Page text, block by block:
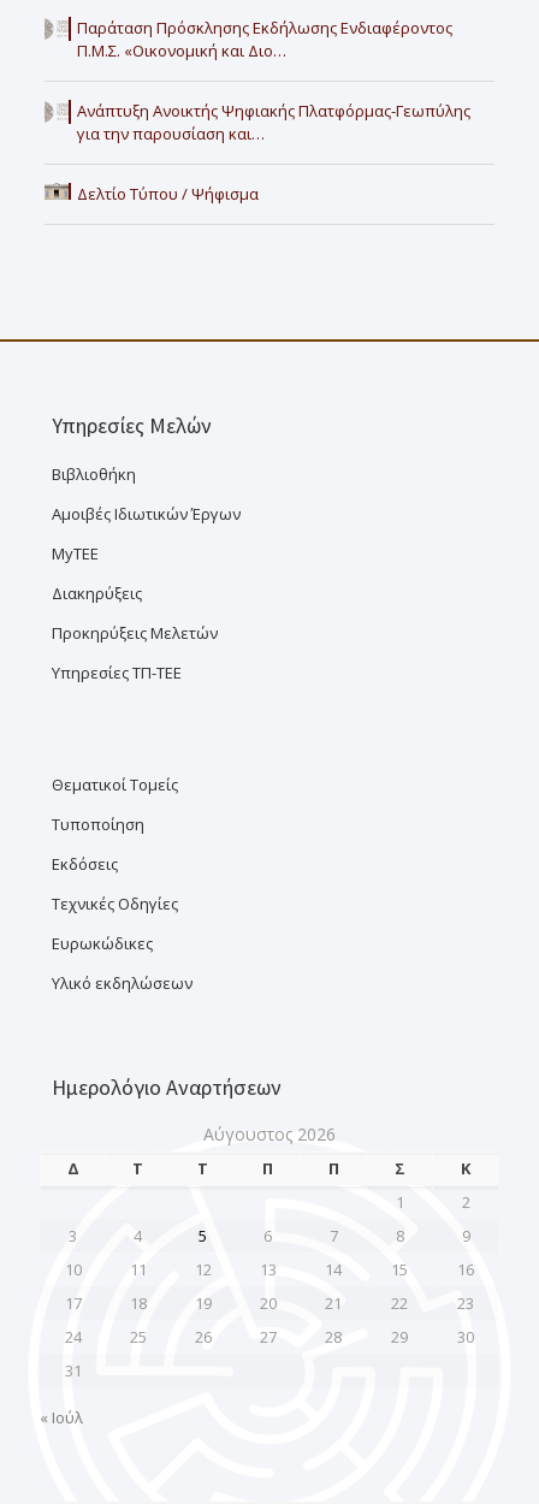
Παράταση Πρόσκλησης Εκδήλωσης Ενδιαφέροντος
Π.Μ.Σ. «Οικονομική και Διο…
Ανάπτυξη Ανοικτής Ψηφιακής Πλατφόρμας-Γεωπύλης
για την παρουσίαση και…
Δελτίο Τύπου / Ψήφισμα
Υπηρεσίες Μελών
Βιβλιοθήκη
Αμοιβές Ιδιωτικών Έργων
MyTEE
Διακηρύξεις
Προκηρύξεις Μελετών
Υπηρεσίες ΤΠ-ΤΕΕ
Θεματικοί Τομείς
Τυποποίηση
Εκδόσεις
Τεχνικές Οδηγίες
Ευρωκώδικες
Υλικό εκδηλώσεων
Ημερολόγιο Αναρτήσεων
Αύγουστος 2026
Δ Τ Τ Π Π Σ
Κ
1
2
3
4 5 6 7 8
9
10
11 12 13 14 15
16
17
18 19 20 21 22
23
24
25 26 27 28 29
30
31
« Ιούλ